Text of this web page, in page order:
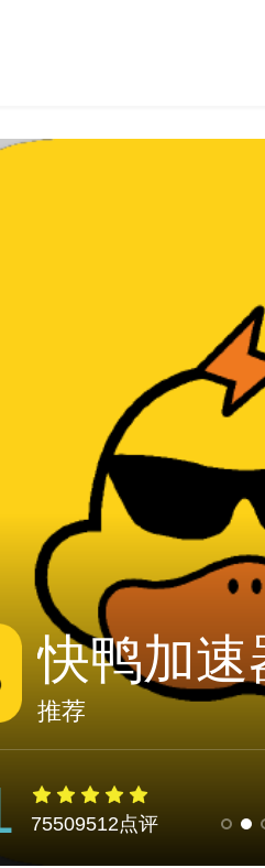
nthlink安
推荐
75509512点评